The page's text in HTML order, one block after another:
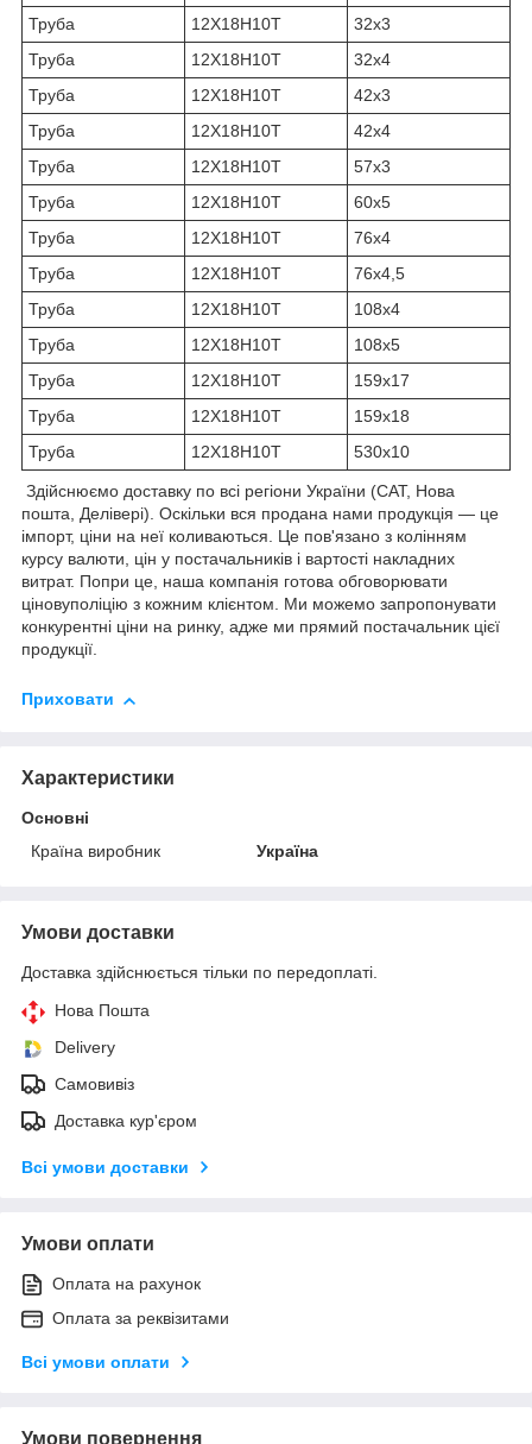
Труба
12Х18Н10Т
32х3
Труба
12Х18Н10Т
32х4
Труба
12Х18Н10Т
42х3
Труба
12Х18Н10Т
42х4
Труба
12Х18Н10Т
57х3
Труба
12Х18Н10Т
60х5
Труба
12Х18Н10Т
76х4
Труба
12Х18Н10Т
76х4,5
Труба
12Х18Н10Т
108х4
Труба
12Х18Н10Т
108х5
Труба
12Х18Н10Т
159х17
Труба
12Х18Н10Т
159х18
Труба
12Х18Н10Т 530х10
Здійснюємо доставку по всі регіони України (САТ, Нова
пошта, Делівері). Оскільки вся продана нами продукція — це
імпорт, ціни на неї коливаються. Це пов'язано з колінням
курсу валюти, цін у постачальників і вартості накладних
витрат. Попри це, наша компанія готова обговорювати
ціновуполіцію з кожним клієнтом. Ми можемо запропонувати
конкурентні ціни на ринку, адже ми прямий постачальник цієї
продукції.
Приховати
Характеристики
Основні
Країна виробник
Україна
Умови доставки
Доставка здійснюється тільки по передоплаті.
Нова Пошта
Delivery
Самовивіз
Доставка кур'єром
Всі умови доставки
Умови оплати
Оплата на рахунок
Оплата за реквізитами
Всі умови оплати
Умови повернення